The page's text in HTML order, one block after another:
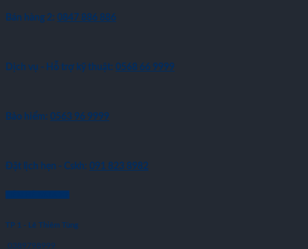
Bán hàng 2: 0847 886 886
Dịch vụ - Hỗ trợ kỹ thuật: 0568 66 9999
Bảo hiểm: 0563 96 9999
Đặt lịch hẹn - Cskh: 091 823 8982
TP 1 - Lê Thiêm Tùng
0389798999